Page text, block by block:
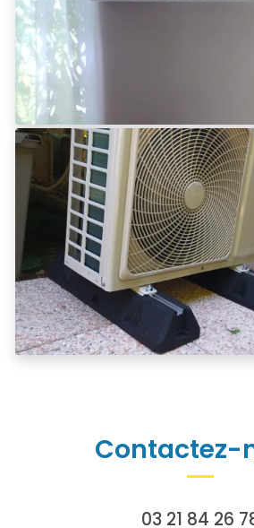
Contactez-
03 21 84 26